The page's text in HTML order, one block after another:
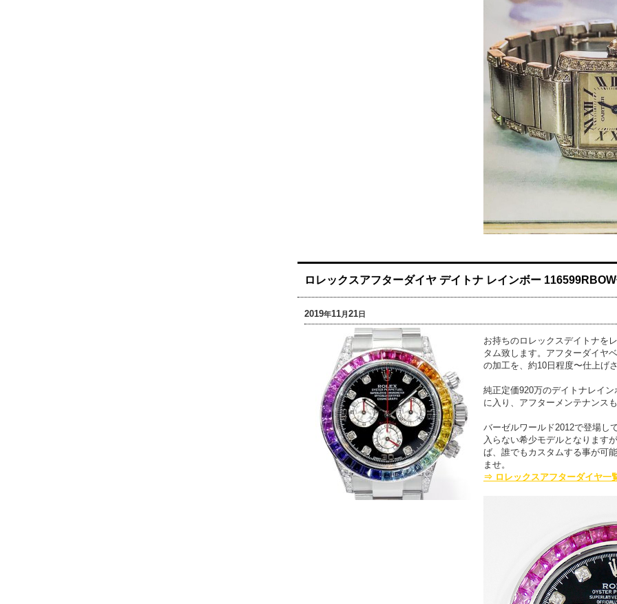
ロレックスアフターダイヤ デイトナ レインボー
2019年11月21日
お持ちのロレックスデイトナを
タム致します。アフターダイヤ
の加工を、約10日程度〜仕上げ
純正定価920万のデイトナレイ
に入り、アフターメンテナンス
バーゼルワールド2012で登場し
入らない希少モデルとなります
ば、誰でもカスタムする事が可
ませ。
⇒ ロレックスアフターダイヤ一